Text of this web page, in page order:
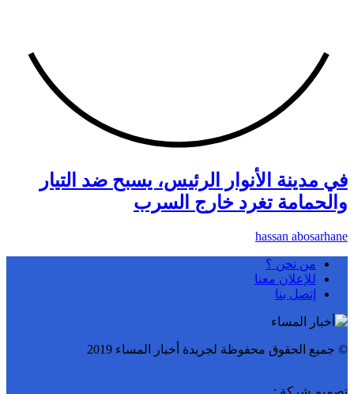
في مدينة الأنوار الرئيس، يسبح ضد التيار
والحمامة تغرد خارج السرب
hassan abosarhane
من نحن ؟
للإعلان معنا
إتصل بنا
© جميع الحقوق محفوظة لجريدة أخبار المساء 2019